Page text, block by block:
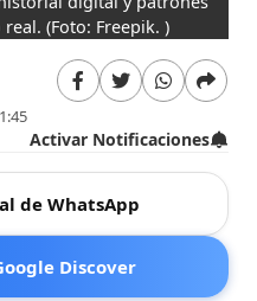
real.(Foto: Freepik. )
Activar Notificaciones
de WhatsApp
Discover